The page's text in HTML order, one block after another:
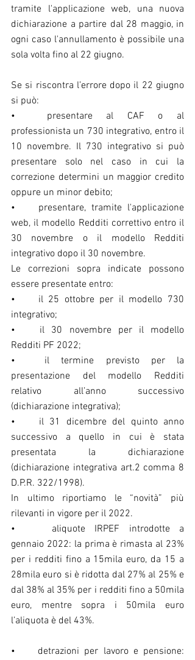
tramite l'applicazione web, una nuova
dichiarazione a partire dal 28 maggio, in
ogni caso l'annullamento è possibile una
sola volta fino al 22 giugno.
Se si riscontra l’errore dopo il 22 giugno
si può:
•	presentare al CAF o al
professionista un 730 integrativo, entro il
10 novembre. Il 730 integrativo si può
presentare solo nel caso in cui la
correzione determini un maggior credito
oppure un minor debito;
•	presentare, tramite l'applicazione
web, il modello Redditi correttivo entro il
30 novembre o il modello Redditi
integrativo dopo il 30 novembre.
Le correzioni sopra indicate possono
essere presentate entro:
•	il 25 ottobre per il modello 730
integrativo;
•	il 30 novembre per il modello
Redditi PF 2022;
•	il termine previsto per la
presentazione del modello Redditi
relativo all’anno successivo
(dichiarazione integrativa);
•	il 31 dicembre del quinto anno
successivo a quello in cui è stata
presentata la dichiarazione
(dichiarazione integrativa art.2 comma 8
D.P.R. 322/1998).
In ultimo riportiamo le “novità” più
rilevanti in vigore per il 2022.
•	 aliquote IRPEF introdotte a
gennaio 2022: la prima è rimasta al 23%
per i redditi fino a 15mila euro, da 15 a
28mila euro si è ridotta dal 27% al 25% e
dal 38% al 35% per i redditi fino a 50mila
euro, mentre sopra i 50mila euro
l’aliquota è del 43%.
•	detrazioni per lavoro e pensione: